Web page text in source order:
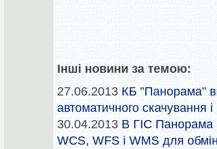
Інші новини за темою:
27.06.2013 КБ "Панорама"
автоматичного скачування
30.04.2013 В ГІС Панорама
WCS, WFS і WMS для